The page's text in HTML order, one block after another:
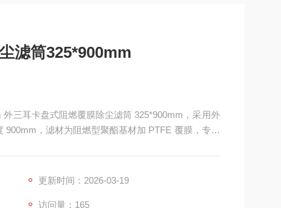
滤筒325*900mm
三耳卡盘式阻燃覆膜除尘滤筒 325*900mm，采用外
900mm，滤材为阻燃型聚酯基材加 PTFE 覆膜，专为
更新时间：2026-03-19
访问量：165